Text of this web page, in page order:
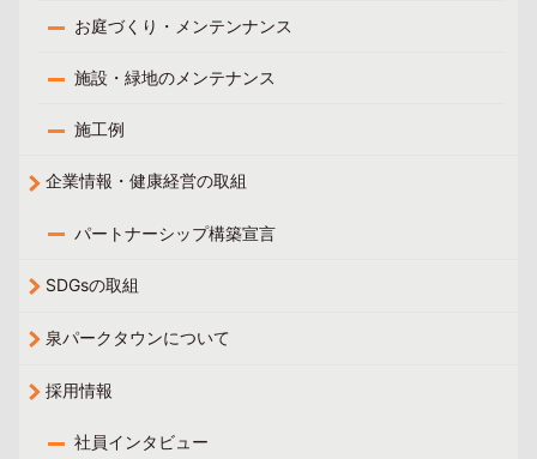
お庭づくり・メンテンナンス
施設・緑地のメンテナンス
施工例
企業情報・健康経営の取組
パートナーシップ構築宣言
SDGsの取組
泉パークタウンについて
採用情報
社員インタビュー